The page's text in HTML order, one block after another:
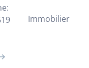
Immobilier